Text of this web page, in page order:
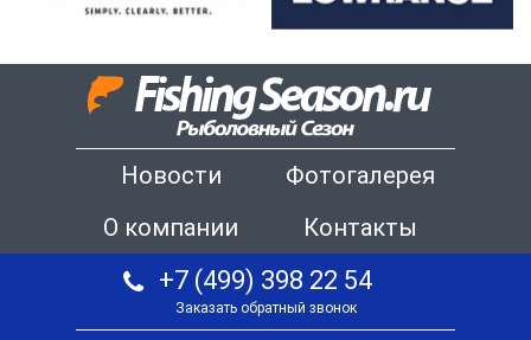
Новости
Фотогалерея
О компании
Контакты
+7 (499) 398 22 54
Заказать обратный звонок